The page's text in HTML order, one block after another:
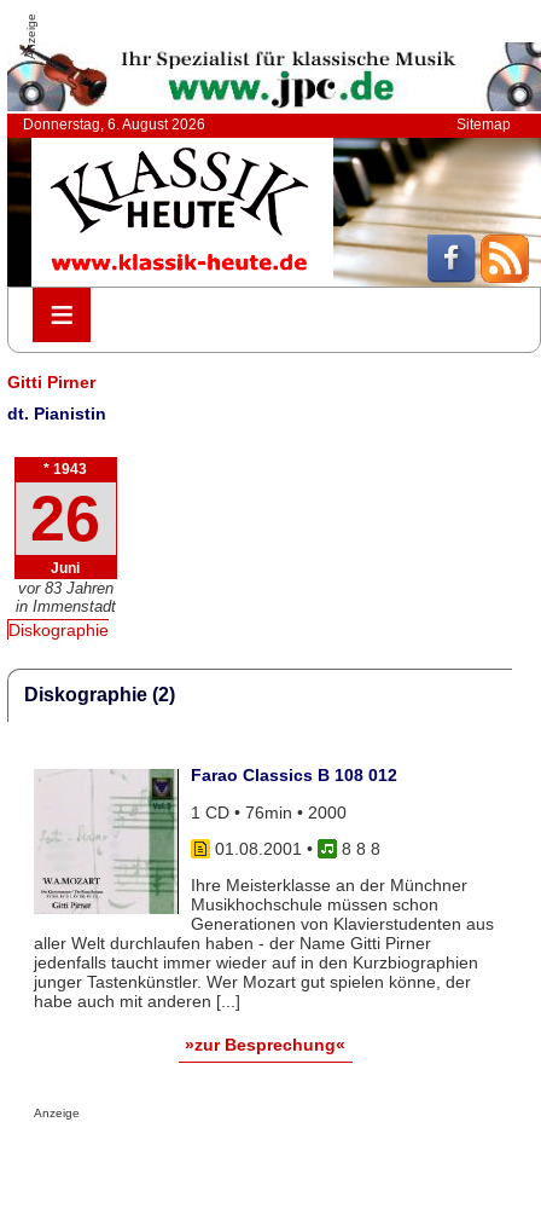
Anzeige
Donnerstag, 6. August 2026 Sitemap
≡
≡
Gitti Pirner
dt. Pianistin
* 1943
26
Juni
vor 83 Jahren
in Immenstadt
Diskographie
Diskographie (2)
Farao Classics B 108 012
1 CD • 76min • 2000
01.08.2001 •
8 8 8
Ihre Meisterklasse an der Münchner
Musikhochschule müssen schon
Generationen von Klavierstudenten aus
aller Welt durchlaufen haben - der Name Gitti Pirner
jedenfalls taucht immer wieder auf in den Kurzbiographien
junger Tastenkünstler. Wer Mozart gut spielen könne, der
habe auch mit anderen [...]
»zur Besprechung«
Anzeige